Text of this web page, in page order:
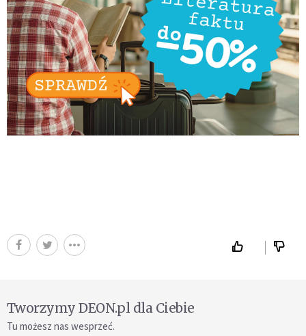
Tworzymy DEON.pl dla Ciebie
Tu możesz nas wesprzeć.